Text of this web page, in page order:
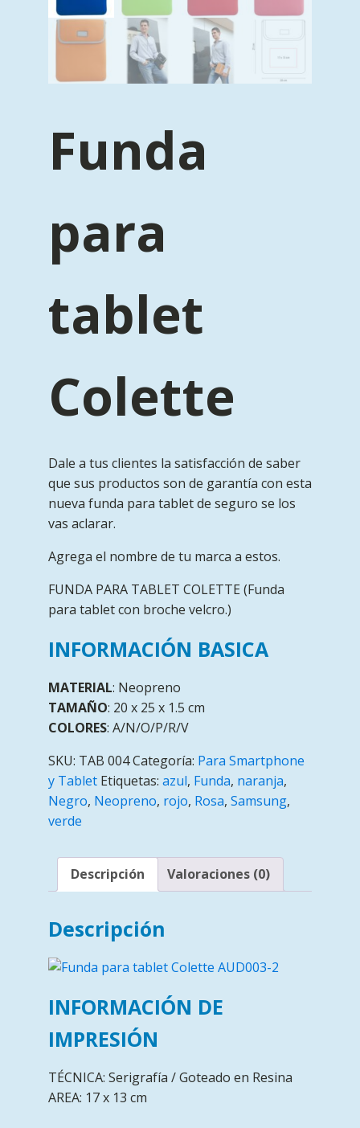
Funda
para
tablet
Colette
Dale a tus clientes la satisfacción de saber
que sus productos son de garantía con esta
nueva funda para tablet de seguro se los
vas aclarar.
Agrega el nombre de tu marca a estos.
FUNDA PARA TABLET COLETTE (Funda
para tablet con broche velcro.)
INFORMACIÓN BASICA
MATERIAL: Neopreno
TAMAÑO: 20 x 25 x 1.5 cm
COLORES: A/N/O/P/R/V
SKU: TAB 004Categoría: Para Smartphone
y Tablet Etiquetas: azul, Funda, naranja,
Negro, Neopreno, rojo, Rosa, Samsung,
verde
Descripción Valoraciones (0)
Descripción
INFORMACIÓN DE
IMPRESIÓN
TÉCNICA: Serigrafía / Goteado en Resina
AREA: 17 x 13 cm